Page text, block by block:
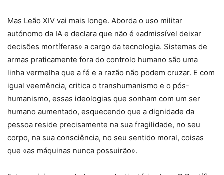
Mas Leão XIV vai mais longe. Aborda o uso militar
autónomo da IA e declara que não é «admissível deixar
decisões mortíferas» a cargo da tecnologia. Sistemas de
armas praticamente fora do controlo humano são uma
linha vermelha que a fé e a razão não podem cruzar. E com
igual veemência, critica o transhumanismo e o pós-
humanismo, essas ideologias que sonham com um ser
humano aumentado, esquecendo que a dignidade da
pessoa reside precisamente na sua fragilidade, no seu
corpo, na sua consciência, no seu sentido moral, coisas
que «as máquinas nunca possuirão».